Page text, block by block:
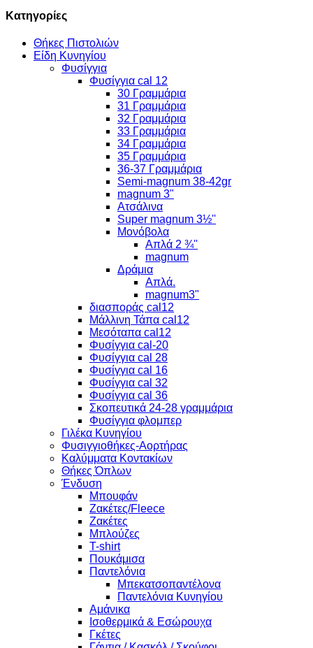
Κατηγορίες
Θήκες Πιστολιών
Είδη Κυνηγίου
Φυσίγγια
Φυσίγγια cal 12
30 Γραμμάρια
31 Γραμμάρια
32 Γραμμάρια
33 Γραμμάρια
34 Γραμμάρια
35 Γραμμάρια
36-37 Γραμμάρια
Semi-magnum 38-42gr
magnum 3"
Ατσάλινα
Super magnum 3½''
Μονόβολα
Απλά 2 ¾''
magnum
Δράμια
Απλά.
magnum3"
διασποράς cal12
Μάλλινη Τάπα cal12
Μεσόταπα cal12
Φυσίγγια cal-20
Φυσίγγια cal 28
Φυσίγγια cal 16
Φυσίγγια cal 32
Φυσίγγια cal 36
Σκοπευτικά 24-28 γραμμάρια
Φυσίγγια φλομπερ
Γιλέκα Κυνηγίου
Φυσιγγιοθήκες-Αορτήρας
Καλύμματα Κοντακίων
Θήκες Όπλων
Ένδυση
Μπουφάν
Ζακέτες/Fleece
Ζακέτες
Μπλούζες
T-shirt
Πουκάμισα
Παντελόνια
Μπεκατσοπαντέλονα
Παντελόνια Κυνηγίου
Αμάνικα
Ισοθερμικά & Εσώρουχα
Γκέτες